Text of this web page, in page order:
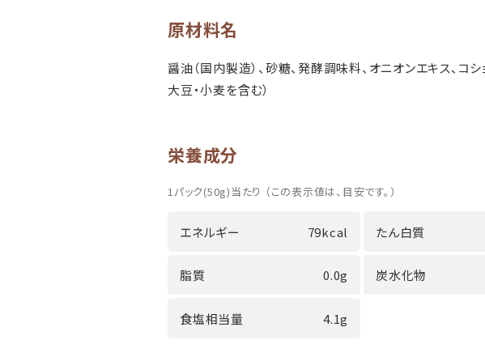
原材料名
醤油（国内製造）、砂糖、発酵調味料、オニオンエキス、コシ
大豆・小麦を含む）
栄養成分
1パック(50g)当たり （この表示値は、目安です。）
エネルギー 79kcal たん白質
脂質 0.0g 炭水化物
食塩相当量 4.1g